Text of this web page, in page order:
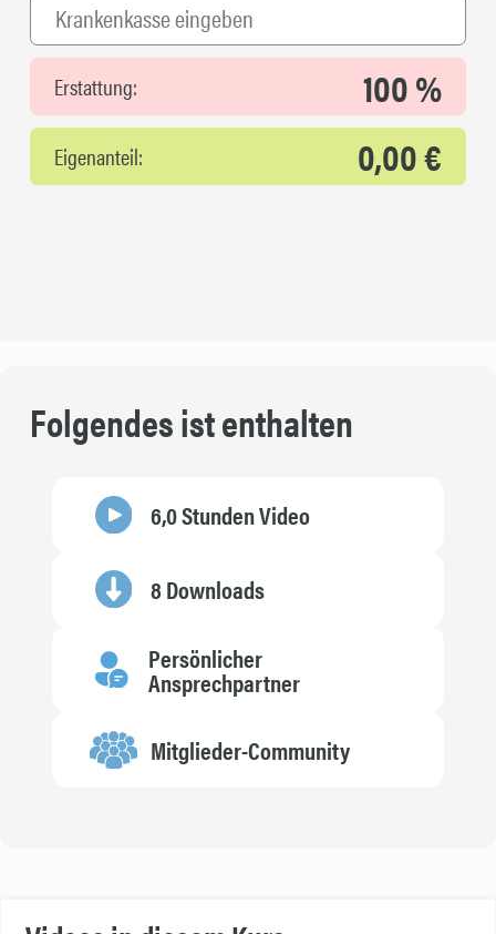
Erstattung: 100 %
Eigenanteil: 0,00 €
Folgendes ist enthalten
6,0 Stunden Video
8 Downloads
Persönlicher
Ansprechpartner
Mitglieder-Community